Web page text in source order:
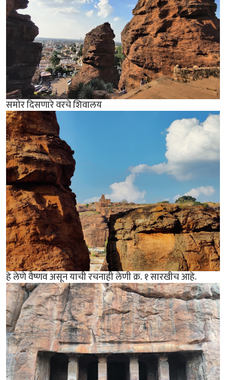
समोर दिसणारे वरचे शिवालय
हे लेणे वैष्णव असून याची रचनाही लेणी क्र. १ सारखीच आहे.